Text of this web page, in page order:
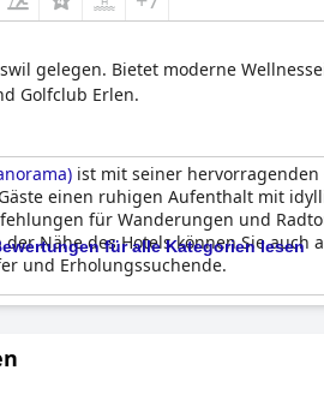
gelegen. Bietet moderne
Golfclub Erlen.
ist mit seiner
einen ruhigen Aufenthalt mit
für Wanderungen und
Nähe des Hotels können Sie auch
und Erholungssuchende.
für alle Kategorien lesen